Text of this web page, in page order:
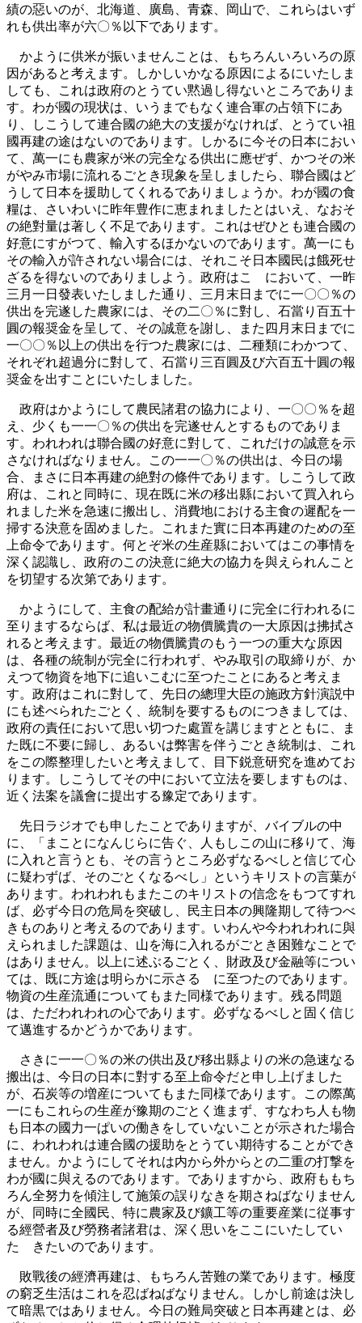
績の惡いのが、北海道、廣島、青森、岡山で、これらはいず
れも供出率が六〇％以下であります。
かように供米が振いませんことは、もちろんいろいろの原
因があると考えます。しかしいかなる原因によるにいたしま
しても、これは政府のとうてい黙過し得ないところでありま
す。わが國の現状は、いうまでもなく連合軍の占領下にあ
り、しこうして連合國の絶大の支援がなければ、とうてい祖
國再建の途はないのであります。しかるに今その日本におい
て、萬一にも農家が米の完全なる供出に應ぜず、かつその米
がやみ市場に流れるごとき現象を呈しましたら、聯合國はど
うして日本を援助してくれるでありましょうか。わが國の食
糧は、さいわいに昨年豊作に恵まれましたとはいえ、なおそ
の絶對量は著しく不足であります。これはぜひとも連合國の
好意にすがつて、輸入するほかないのであります。萬一にも
その輸入が許されない場合には、それこそ日本國民は餓死せ
ざるを得ないのでありましよう。政府はこゝにおいて、一昨
三月一日發表いたしました通り、三月末日までに一〇〇％の
供出を完遂した農家には、その二〇％に對し、石當り百五十
圓の報奨金を呈して、その誠意を謝し、また四月末日までに
一〇〇％以上の供出を行つた農家には、二種類にわかつて、
それぞれ超過分に對して、石當り三百圓及び六百五十圓の報
奨金を出すことにいたしました。
政府はかようにして農民諸君の協力により、一〇〇％を超
え、少くも一一〇％の供出を完遂せんとするものでありま
す。われわれは聯合國の好意に對して、これだけの誠意を示
さなければなりません。この一一〇％の供出は、今日の場
合、まさに日本再建の絶對の條件であります。しこうして政
府は、これと同時に、現在既に米の移出縣において買入れら
れました米を急速に搬出し、消費地における主食の遲配を一
掃する決意を固めました。これまた實に日本再建のための至
上命令であります。何とぞ米の生産縣においてはこの事情を
深く認識し、政府のこの決意に絶大の協力を與えられんこと
を切望する次第であります。
かようにして、主食の配給が計畫通りに完全に行われるに
至りまするならば、私は最近の物價騰貴の一大原因は拂拭さ
れると考えます。最近の物價騰貴のもう一つの重大な原因
は、各種の統制が完全に行われず、やみ取引の取締りが、か
えつて物資を地下に追いこむに至つたことにあると考えま
す。政府はこれに對して、先日の總理大臣の施政方針演説中
にも述べられたごとく、統制を要するものにつきましては、
政府の責任において思い切つた處置を講じますとともに、ま
た既に不要に歸し、あるいは弊害を伴うごとき統制は、これ
をこの際整理したいと考えまして、目下鋭意研究を進めてお
ります。しこうしてその中において立法を要しますものは、
近く法案を議會に提出する豫定であります。
先日ラジオでも申したことでありますが、バイブルの中
に、「まことになんじらに告ぐ、人もしこの山に移りて、海
に入れと言うとも、その言うところ必ずなるべしと信じて心
に疑わずば、そのごとくなるべし」というキリストの言葉が
あります。われわれもまたこのキリストの信念をもつてすれ
ば、必ず今日の危局を突破し、民主日本の興隆期して待つべ
きものありと考えるのであります。いわんや今われわれに與
えられました課題は、山を海に入れるがごとき困難なことで
はありません。以上に述ぶるごとく、財政及び金融等につい
ては、既に方途は明らかに示さるゝに至つたのであります。
物資の生産流通についてもまた同様であります。残る問題
は、ただわれわれの心であります。必ずなるべしと固く信じ
て邁進するかどうかであります。
さきに一一〇％の米の供出及び移出縣よりの米の急速なる
搬出は、今日の日本に對する至上命令だと申し上げました
が、石炭等の増産についてもまた同様であります。この際萬
一にもこれらの生産が豫期のごとく進まず、すなわち人も物
も日本の國力一ぱいの働きをしていないことが示された場合
に、われわれは連合國の援助をとうてい期待することができ
ません。かようにしてそれは内から外からとの二重の打撃を
わが國に與えるのであります。でありますから、政府ももち
ろん全努力を傾注して施策の誤りなきを期さねばなりません
が、同時に全國民、特に農家及び鑛工等の重要産業に従事す
る經營者及び勞務者諸君は、深く思いをここにいたしてい
たゞきたいのであります。
敗戰後の經濟再建は、もちろん苦難の業であります。極度
の窮乏生活はこれを忍ばねばなりません。しかし前途は決し
て暗黒ではありません。今日の難局突破と日本再建とは、必